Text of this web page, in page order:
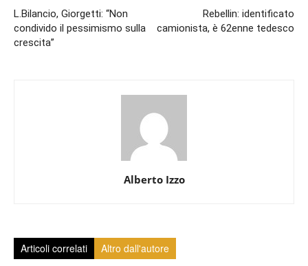
L.Bilancio, Giorgetti: “Non
condivido il pessimismo sulla
crescita”
Rebellin: identificato
camionista, è 62enne tedesco
Alberto Izzo
Articoli correlati Altro dall'autore